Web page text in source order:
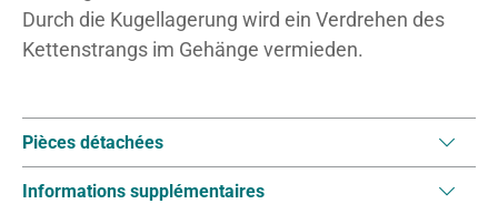
Durch die Kugellagerung wird ein Verdrehen des
Kettenstrangs im Gehänge vermieden.
Pièces détachées
Informations supplémentaires